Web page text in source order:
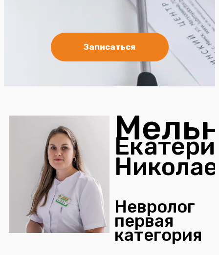
Записаться
Невролог
первая
категория